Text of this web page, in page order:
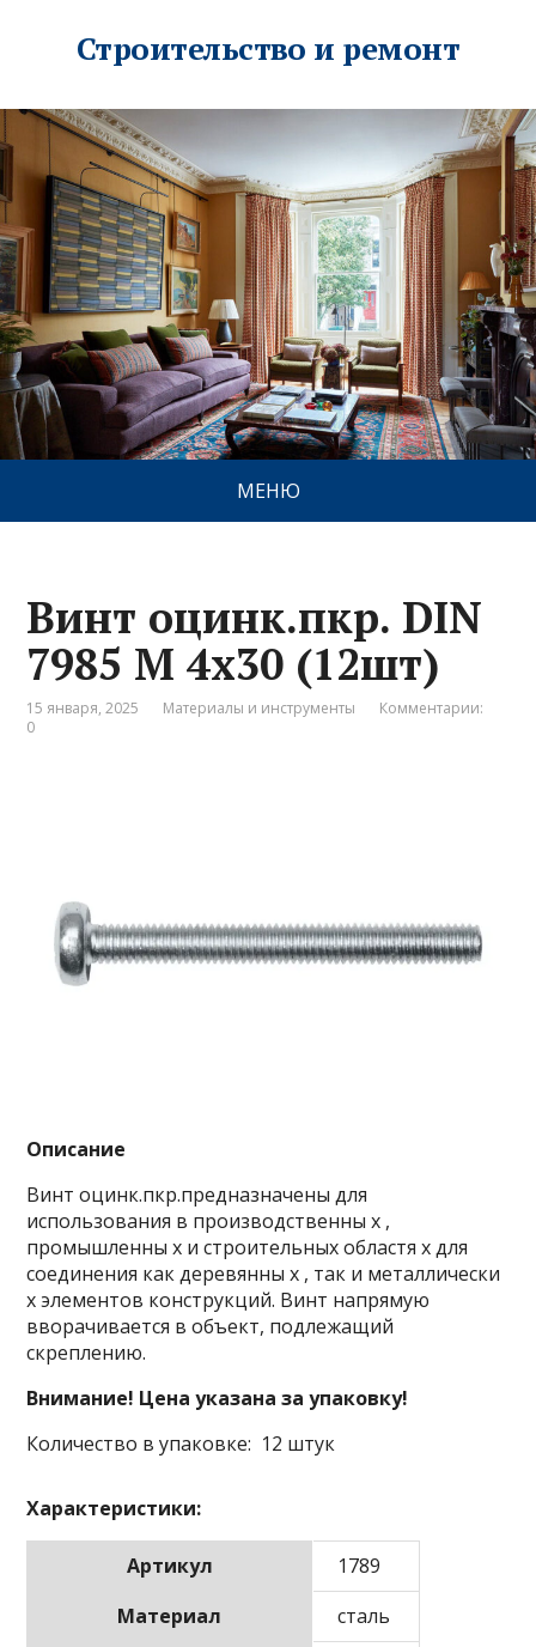
Строительство и ремонт
МЕНЮ
Винт оцинк.пкр. DIN
7985 М 4х30 (12шт)
15 января, 2025 Материалы и инструменты
Комментарии:
0
Описание
Винт оцинк.пкр.предназначены для
использования в производственны х ,
промышленны х и строительных областя х для
соединения как деревянны х , так и металлически
х элементов конструкций. Винт напрямую
вворачивается в объект, подлежащий
скреплению.
Внимание! Цена указана за упаковку!
Количество в упаковке: 12 штук
Характеристики:
Артикул
1789
Материал
сталь